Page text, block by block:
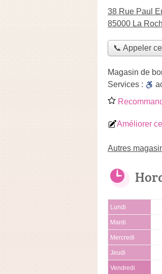
38 Rue Paul
85000 La
📞 Appeler
Magasin de
Services :
Améliorer
Autres
Lundi
Mardi
Mercredi
Jeudi
Vendredi